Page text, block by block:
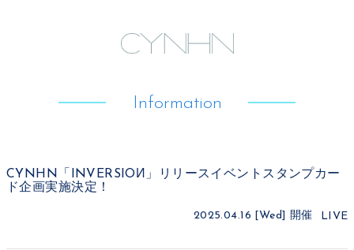
Information
CYNHN「INVERSIOИ」リリースイベントスタンプカー
ド企画実施決定！
2025.04.16 [Wed] 開催 LIVE